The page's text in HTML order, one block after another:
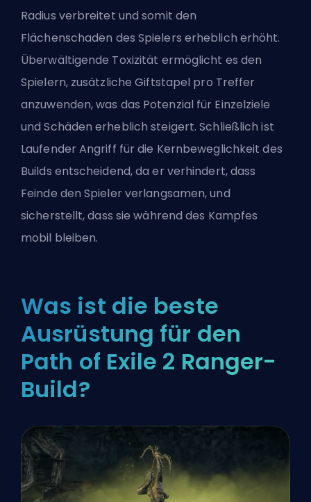
Radius verbreitet und somit den
Flächenschaden des Spielers erheblich erhöht.
Überwältigende Toxizität ermöglicht es den
Spielern, zusätzliche Giftstapel pro Treffer
anzuwenden, was das Potenzial für Einzelziele
und Schäden erheblich steigert. Schließlich ist
Laufender Angriff für die Kernbeweglichkeit des
Builds entscheidend, da er verhindert, dass
Feinde den Spieler verlangsamen, und
sicherstellt, dass sie während des Kampfes
mobil bleiben.
Was ist die beste
Ausrüstung für den
Path of Exile 2 Ranger-
Build?